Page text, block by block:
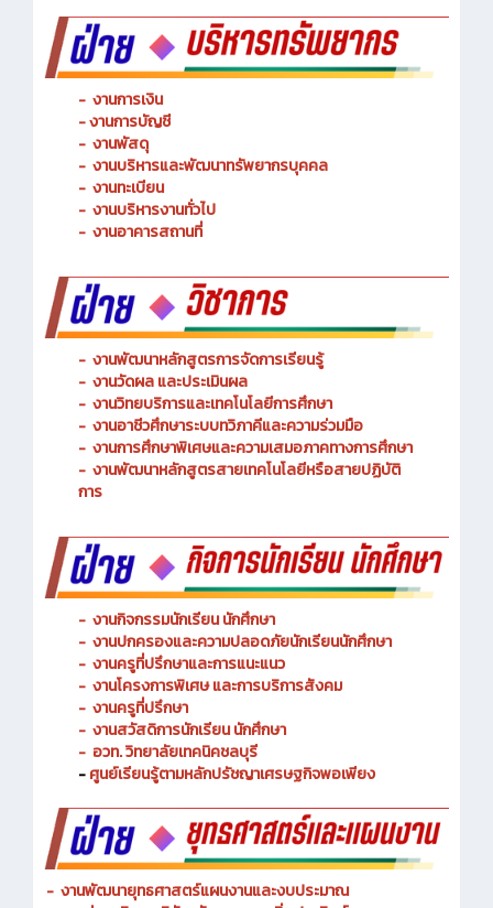
-งานการเงิน
- งานการบัญชี
- งานพัสดุ
- งานบริหารและพัฒนาทรัพยากรบุคคล
- งานทะเบียน
- งานบริหารงานทั่วไป
- งานพัฒนาหลักสูตรการจัดการเรียนรู้
- งานวัดผล และประเมินผล
- งานวิทยบริการและเทคโนโลยีการศึกษา
- งานอาชีวศึกษาระบบทวิภาคีและความร่วมมือ
- งานการศึกษาพิเศษและความเสมอภาคทางการศึกษา
- งานพัฒนาหลักสูตรสายเทคโนโลยีหรือสายปฏิบัติ
- งานกิจกรรมนักเรียน นักศึกษา
- งานปกครองและความปลอดภัยนักเรียนนักศึกษา
- งานครูที่ปรึกษาและการแนะแนว
- งานโครงการพิเศษ และการบริการ
- งานครูที่ปรึกษา
- งานสวัสดิการนักเรียน นักศึกษา
-อวท. วิทยาลัยเทคนิคชลบุรี
-ศูนย์เรียนรู้ตามหลักปรัชญาเศรษฐกิจพอเพียง